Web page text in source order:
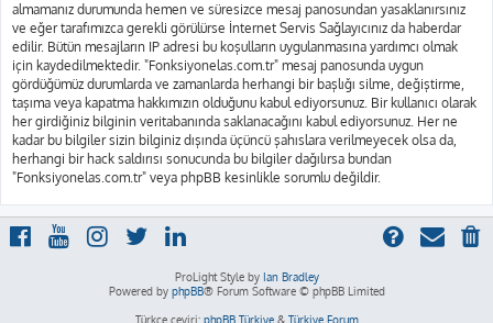
almamanız durumunda hemen ve süresizce mesaj panosundan yasaklanırsınız
ve eğer tarafımızca gerekli görülürse İnternet Servis Sağlayıcınız da haberdar
edilir. Bütün mesajların IP adresi bu koşulların uygulanmasına yardımcı olmak
için kaydedilmektedir. "Fonksiyonelas.com.tr" mesaj panosunda uygun
gördüğümüz durumlarda ve zamanlarda herhangi bir başlığı silme, değiştirme,
taşıma veya kapatma hakkımızın olduğunu kabul ediyorsunuz. Bir kullanıcı olarak
her girdiğiniz bilginin veritabanında saklanacağını kabul ediyorsunuz. Her ne
kadar bu bilgiler sizin bilginiz dışında üçüncü şahıslara verilmeyecek olsa da,
herhangi bir hack saldırısı sonucunda bu bilgiler dağılırsa bundan
"Fonksiyonelas.com.tr" veya phpBB kesinlikle sorumlu değildir.
ProLight Style by Ian Bradley
Powered by phpBB® Forum Software © phpBB Limited
Türkçe çeviri: phpBB Türkiye& Türkiye Forum